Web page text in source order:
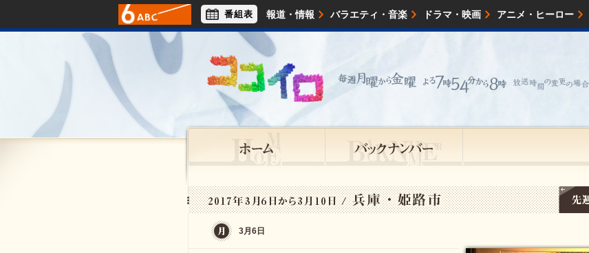
報道・情報 バラエティ・音楽 ドラマ・映画 アニメ・ヒーロー
アナウンサー ライフスタイル
番組表
3月6日